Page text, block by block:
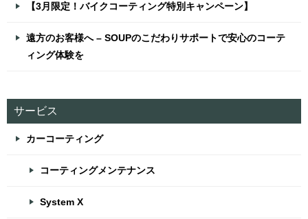
【3月限定！バイクコーティング特別キャンペーン】
遠方のお客様へ – SOUPのこだわりサポートで安心のコーテ
ィング体験を
サービス
カーコーティング
コーティングメンテナンス
System X